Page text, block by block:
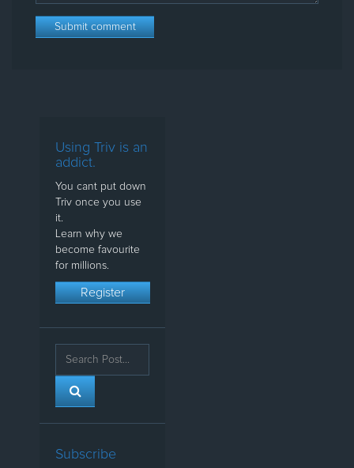
Using Triv is an
addict.
You cant put down
Triv once you use
it.
Learn why we
become favourite
for millions.
Register
Subscribe